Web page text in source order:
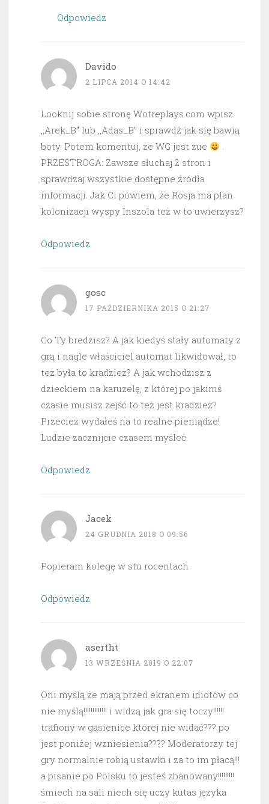
Odpowiedz
Davido
2 LIPCA 2014 O 14:42
Looknij sobie stronę Wotreplays.com wpisz
,,Arek_B” lub ,,Adas_B” i sprawdź jak się bawią
boty. Potem komentuj, że WG jest zue
.
PRZESTROGA: Zawsze słuchaj 2 stron i
sprawdzaj wszystkie dostępne źródła
informacji. Jak Ci powiem, że Rosja ma plan
kolonizacji wyspy Inszola też w to uwierzysz?
Odpowiedz
gosc
17 PAŹDZIERNIKA 2015 O 21:27
Co Ty bredzisz? A jak kiedyś stały automaty z
grą i nagle właściciel automat likwidował, to
też była to kradzież? A jak wchodzisz z
dzieckiem na karuzelę, z której po jakimś
czasie musisz zejść to też jest kradzież?
Przecież wydałeś na to realne pieniądze!
Ludzie zacznijcie czasem myśleć.
Odpowiedz
Jacek
24 GRUDNIA 2018 O 09:56
Popieram kolegę w stu rocentach
Odpowiedz
asertht
13 WRZEŚNIA 2019 O 22:07
Oni myślą że mają przed ekranem idiotów co
nie myślą!!!!!!!!!!!!! i widzą jak gra się toczy!!!!!!
trafiony w gąsienice której nie widać??? po
jest poniżej wzniesienia???? Moderatorzy tej
gry normalnie robią ustawki i za to im płacą!!!
a pisanie po Polsku to jesteś zbanowany!!!!!!!!!
śmiech na sali niech się uczy kutas języka